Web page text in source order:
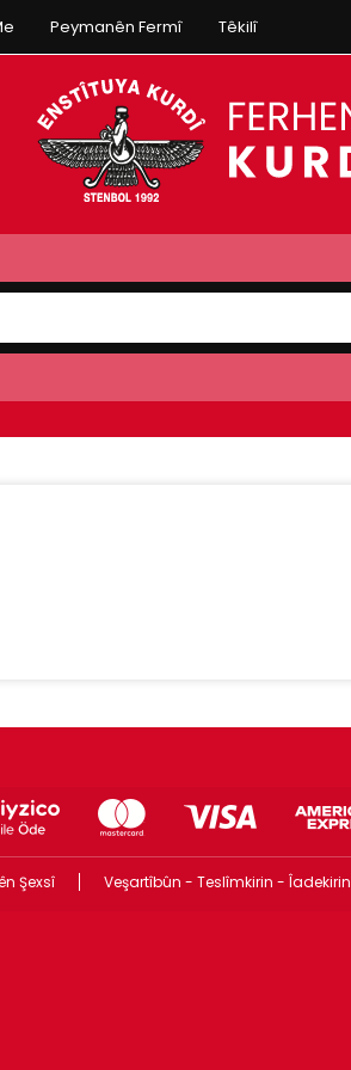
Peymanên Fermî Têkilî
Şexsî Veşartîbûn - Teslîmkirin - Îadekirin